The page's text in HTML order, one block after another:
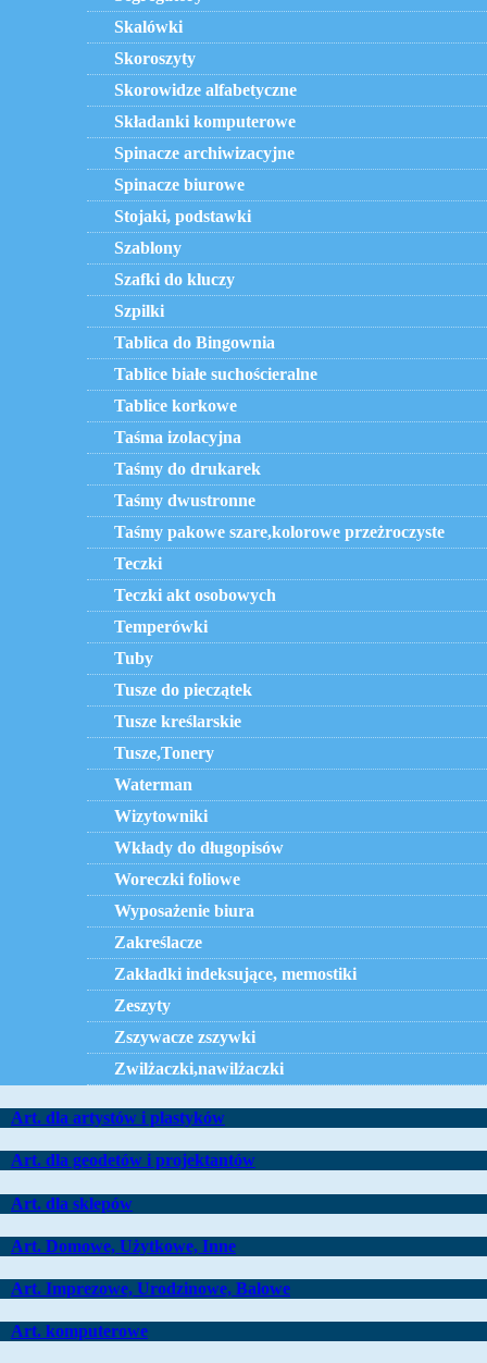
Skalówki
Skoroszyty
Skorowidze alfabetyczne
Składanki komputerowe
Spinacze archiwizacyjne
Spinacze biurowe
Stojaki, podstawki
Szablony
Szafki do kluczy
Szpilki
Tablica do Bingownia
Tablice białe suchościeralne
Tablice korkowe
Taśma izolacyjna
Taśmy do drukarek
Taśmy dwustronne
Taśmy pakowe szare,kolorowe przeżroczyste
Teczki
Teczki akt osobowych
Temperówki
Tuby
Tusze do pieczątek
Tusze kreślarskie
Tusze,Tonery
Waterman
Wizytowniki
Wkłady do długopisów
Woreczki foliowe
Wyposażenie biura
Zakreślacze
Zakładki indeksujące, memostiki
Zeszyty
Zszywacze zszywki
Zwilżaczki,nawilżaczki
Art. dla artystów i plastyków
Art. dla geodetów i projektantów
Art. dla sklepów
Art. Domowe, Użytkowe, Inne
Art. Imprezowe, Urodzinowe, Balowe
Art. komputerowe